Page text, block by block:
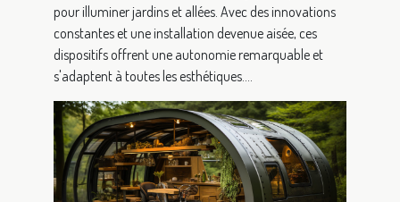
pour illuminer jardins et allées. Avec des innovations
constantes et une installation devenue aisée, ces
dispositifs offrent une autonomie remarquable et
s'adaptent à toutes les esthétiques....